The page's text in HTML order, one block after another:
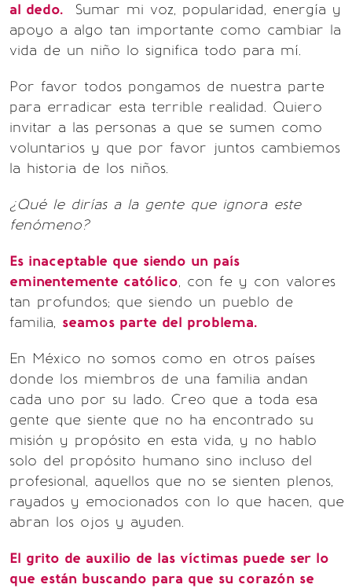
al dedo. Sumar mi voz, popularidad, energía y
apoyo a algo tan importante como cambiar la
vida de un niño lo significa todo para mí.
Por favor todos pongamos de nuestra parte
para erradicar esta terrible realidad. Quiero
invitar a las personas a que se sumen como
voluntarios y que por favor juntos cambiemos
la historia de los niños.
¿Qué le dirías a la gente que ignora este
fenómeno?
Es inaceptable que siendo un país
eminentemente católico, con fe y con valores
tan profundos; que siendo un pueblo de
familia, seamos parte del problema.
En México no somos como en otros países
donde los miembros de una familia andan
cada uno por su lado. Creo que a toda esa
gente que siente que no ha encontrado su
misión y propósito en esta vida, y no hablo
solo del propósito humano sino incluso del
profesional, aquellos que no se sienten plenos,
rayados y emocionados con lo que hacen, que
abran los ojos y ayuden.
El grito de auxilio de las víctimas puede ser lo
que están buscando para que su corazón se